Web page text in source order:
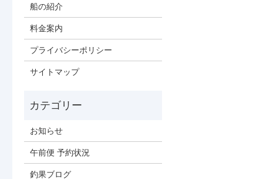
船の紹介
料金案内
プライバシーポリシー
サイトマップ
お知らせ
午前便 予約状況
釣果ブログ